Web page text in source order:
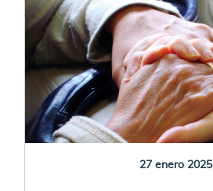
27 enero 2025